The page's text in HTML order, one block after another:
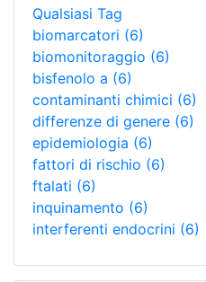
Qualsiasi Tag
biomarcatori (6)
biomonitoraggio (6)
bisfenolo a (6)
contaminanti chimici (6)
differenze di genere (6)
epidemiologia (6)
fattori di rischio (6)
ftalati (6)
inquinamento (6)
interferenti endocrini (6)